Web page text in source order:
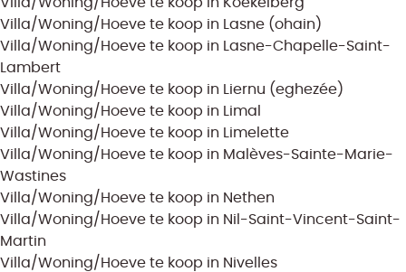
Villa/Woning/Hoeve te koop in Lasne (ohain)
Villa/Woning/Hoeve te koop in Lasne-Chapelle-Saint-
Lambert
Villa/Woning/Hoeve te koop in Liernu (eghezée)
Villa/Woning/Hoeve te koop in Limal
Villa/Woning/Hoeve te koop in Limelette
Villa/Woning/Hoeve te koop in Malèves-Sainte-Marie-
Wastines
Villa/Woning/Hoeve te koop in Nethen
Villa/Woning/Hoeve te koop in Nil-Saint-Vincent-Saint-
Martin
Villa/Woning/Hoeve te koop in Nivelles